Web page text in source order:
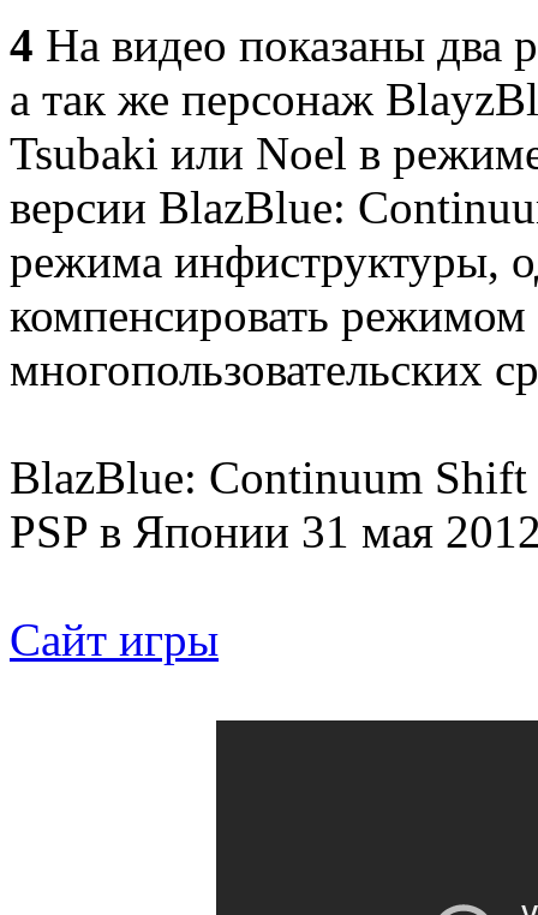
4 На видео показаны два
а так же персонаж
Tsubaki или Noel в
версии BlazBlue:
режима инфиструктуры,
компенсировать
многопользовательских
BlazBlue: Continuum Shift
PSP в Японии 31 мая
Сайт игры